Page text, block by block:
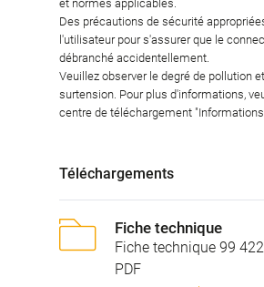
et normes applicables.
Des précautions de sécurité
l'utilisateur pour s'assurer que le
débranché accidentellement.
Veuillez observer le degré de pollution
surtension. Pour plus d'informations,
centre de téléchargement
Téléchargements
Fiche technique
Fiche technique 99
PDF